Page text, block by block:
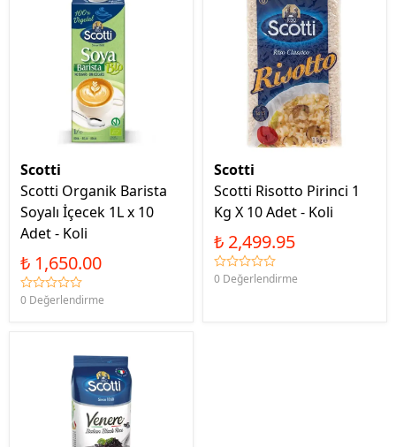
Scotti
Scotti Organik Barista
Soyalı İçecek 1L x 10
Adet - Koli
₺ 1,650.00
0 Değerlendirme
Scotti
Scotti Risotto Pirinci 1
Kg X 10 Adet - Koli
₺ 2,499.95
0 Değerlendirme